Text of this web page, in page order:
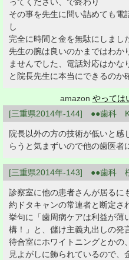
ってください、で終わり
その事を先生に問い詰めても電
し
完全に時間と金を無駄にしまし
先生の腕は良いのかまではわか
ませんでした、電話対応はかな
と院長先生に本当にできるのか
amazon やっては
[三重県2014年-144] ●●歯科
院長以外の方の技術が低いと感
らうと気まずいので他の歯医者
[三重県2014年-143] ●●歯科
診察室に他の患者さんが居るに
約ドタキャンの常連者と断定さ
挙句に「歯周病ケアは利益が薄
構！」と、儲け主義丸出しの発
待合室にホワイトニングとかの
見よがしに飾られているので